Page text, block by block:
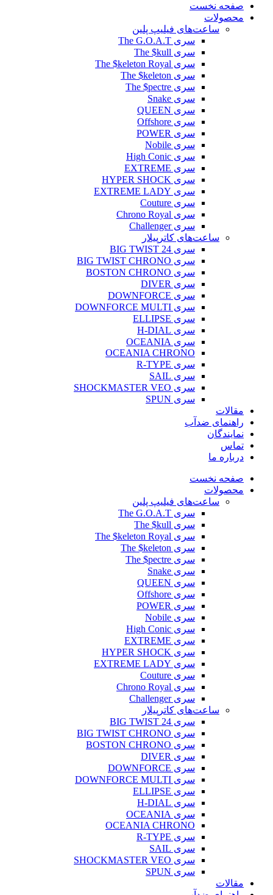
صفحه نخست
محصولات
ساعت‌های فیلیپ پلین
سری The G.O.A.T
سری The $kull
سری The $keleton Royal
سری The $keleton
سری The $pectre
سری Snake
سری QUEEN
سری Offshore
سری POWER
سری Nobile
سری High Conic
سری EXTREME
سری HYPER SHOCK
سری EXTREME LADY
سری Couture
سری Chrono Royal
سری Challenger
ساعت‌های کاترپیلار
سری BIG TWIST 24
سری BIG TWIST CHRONO
سری BOSTON CHRONO
سری DIVER
سری DOWNFORCE
سری DOWNFORCE MULTI
سری ELLIPSE
سری H-DIAL
سری OCEANIA
OCEANIA CHRONO
سری R-TYPE
سری SAIL
سری SHOCKMASTER VEO
سری SPUN
مقالات
راهنمای ضدآب
نمایندگان
تماس
درباره ما
صفحه نخست
محصولات
ساعت‌های فیلیپ پلین
سری The G.O.A.T
سری The $kull
سری The $keleton Royal
سری The $keleton
سری The $pectre
سری Snake
سری QUEEN
سری Offshore
سری POWER
سری Nobile
سری High Conic
سری EXTREME
سری HYPER SHOCK
سری EXTREME LADY
سری Couture
سری Chrono Royal
سری Challenger
ساعت‌های کاترپیلار
سری BIG TWIST 24
سری BIG TWIST CHRONO
سری BOSTON CHRONO
سری DIVER
سری DOWNFORCE
سری DOWNFORCE MULTI
سری ELLIPSE
سری H-DIAL
سری OCEANIA
OCEANIA CHRONO
سری R-TYPE
سری SAIL
سری SHOCKMASTER VEO
سری SPUN
مقالات